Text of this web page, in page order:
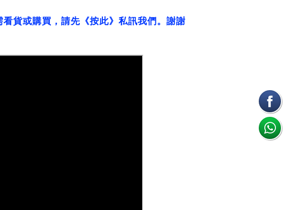
看貨或購買，請先《按此》私訊我們。謝謝